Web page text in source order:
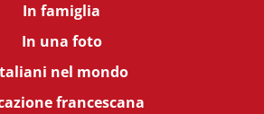
In famiglia
In una foto
nel mondo
francescana